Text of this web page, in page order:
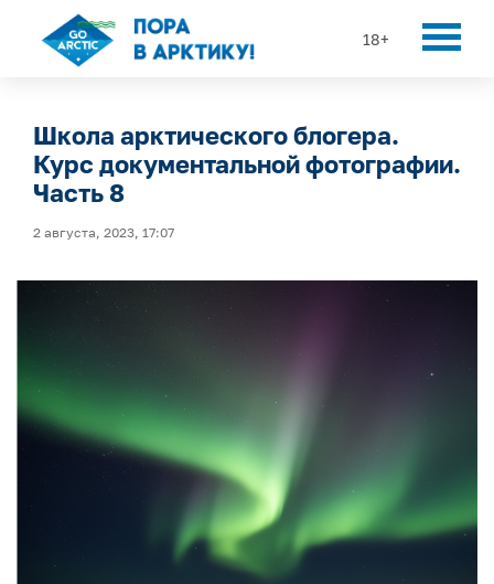
18+
Школа арктического блогера.
Курс документальной фотографии.
Часть 8
2 августа, 2023, 17:07